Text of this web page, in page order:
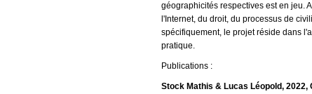
géographicités respectives est en jeu.
l'Internet, du droit, du processus de
spécifiquement, le projet réside dans
pratique.
Publications :
Stock Mathis & Lucas Léopold, 2022,